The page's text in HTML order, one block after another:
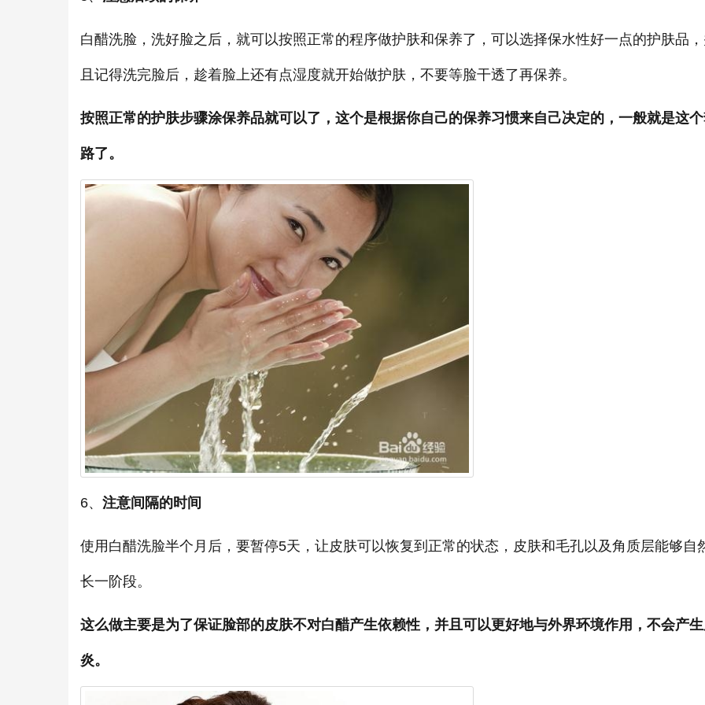
白醋洗脸，洗好脸之后，就可以按照正常的程序做护肤和保养了，可以选择保水性好一点的护肤品
且记得洗完脸后，趁着脸上还有点湿度就开始做护肤，不要等脸干透了再保养。
按照正常的护肤步骤涂保养品就可以了，这个是根据你自己的保养习惯来自己决定的，一般就是这
路了。
6、 注意间隔的时间
使用白醋洗脸半个月后，要暂停5天，让皮肤可以恢复到正常的状态，皮肤和毛孔以及角质层能够自
长一阶段。
这么做主要是为了保证脸部的皮肤不对白醋产生依赖性，并且可以更好地与外界环境作用，不会产
炎。